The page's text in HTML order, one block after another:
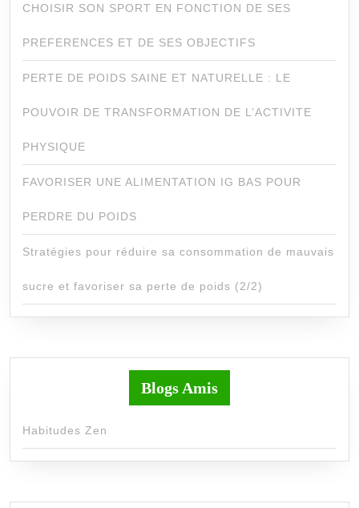
CHOISIR SON SPORT EN FONCTION DE SES
PREFERENCES ET DE SES OBJECTIFS
PERTE DE POIDS SAINE ET NATURELLE : LE
POUVOIR DE TRANSFORMATION DE L’ACTIVITE
PHYSIQUE
FAVORISER UNE ALIMENTATION IG BAS POUR
PERDRE DU POIDS
Stratégies pour réduire sa consommation de mauvais
sucre et favoriser sa perte de poids (2/2)
Blogs Amis
Habitudes Zen